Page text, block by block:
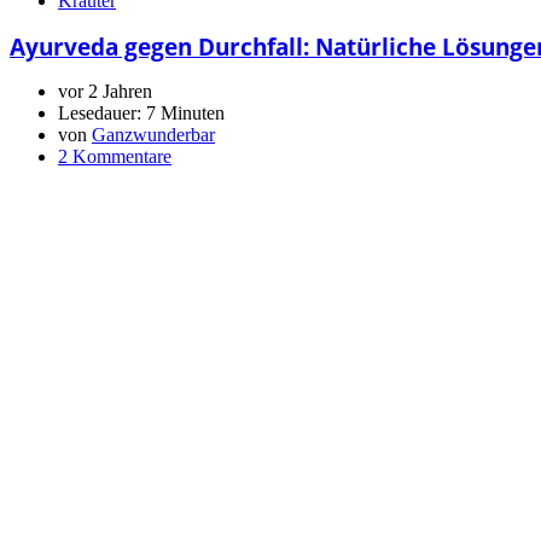
Ayurveda gegen Durchfall: Natürliche
vor 2 Jahren
Lesedauer: 7 Minuten
von Ganzwunderbar
2 Kommentare